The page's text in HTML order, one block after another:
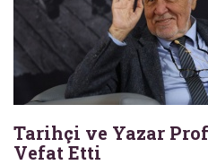
Tarihçi ve Yazar
Vefat Etti